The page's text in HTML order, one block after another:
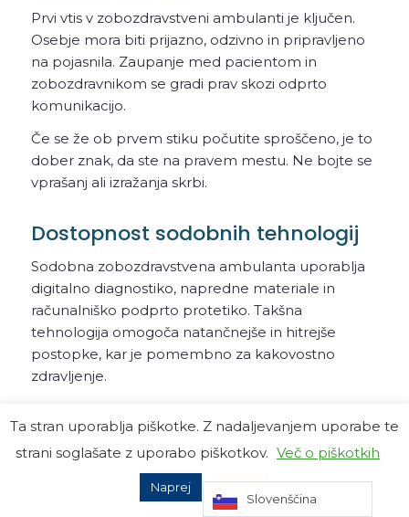
Prvi vtis v zobozdravstveni ambulanti je ključen.
Osebje mora biti prijazno, odzivno in pripravljeno
na pojasnila. Zaupanje med pacientom in
zobozdravnikom se gradi prav skozi odprto
komunikacijo.
Če se že ob prvem stiku počutite sproščeno, je to
dober znak, da ste na pravem mestu. Ne bojte se
vprašanj ali izražanja skrbi.
Dostopnost sodobnih tehnologij
Sodobna zobozdravstvena ambulanta uporablja
digitalno diagnostiko, napredne materiale in
računalniško podprto protetiko. Takšna
tehnologija omogoča natančnejše in hitrejše
postopke, kar je pomembno za kakovostno
zdravljenje.
ambulanta uporablja. To vam daje vpogled v
njihovo zavezanost k inovacijam in udobju
Ta stran uporablja piškotke. Z nadaljevanjem uporabe te
strani soglašate z uporabo piškotkov. Več o piškotkih
Naprej
Zavrni
Slovenščina